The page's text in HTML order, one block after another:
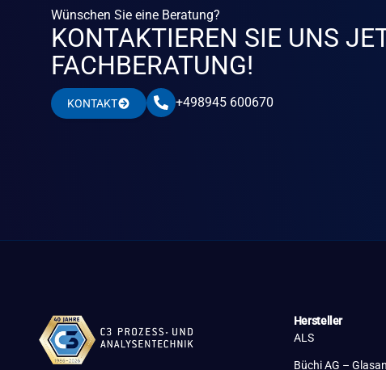
Wünschen Sie eine Beratung?
KONTAKTIEREN SIE UNS
FACHBERATUNG!
KONTAKT +498945 600670
Hersteller
ALS
Büchi AG –